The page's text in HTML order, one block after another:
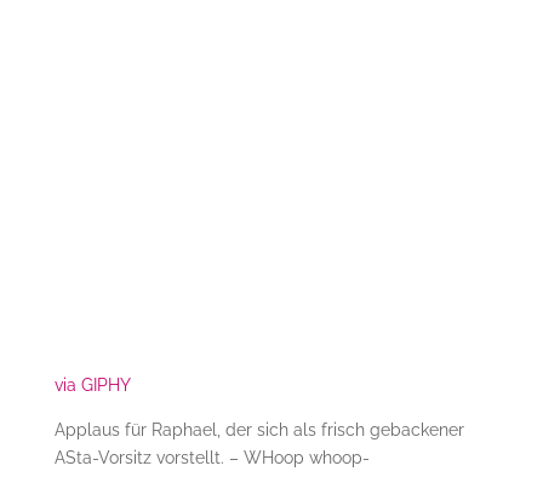
via GIPHY
Applaus für Raphael, der sich als frisch gebackener
ASta-Vorsitz vorstellt. – WHoop whoop-